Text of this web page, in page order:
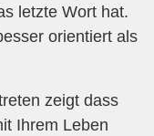
letzte Wort hat.
orientiert als
zeigt dass
Ihrem Leben